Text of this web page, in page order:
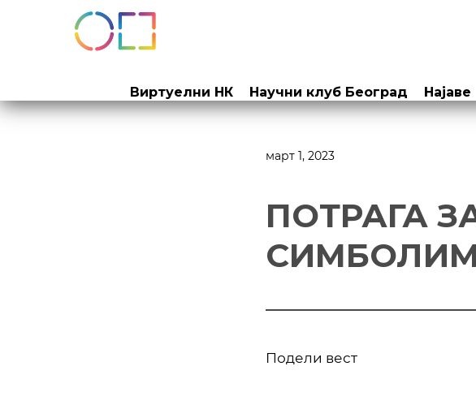
на
садржај
Виртуелни НК Научни клуб Београд Најаве
март 1, 2023
ПОТРАГА
Подели вест